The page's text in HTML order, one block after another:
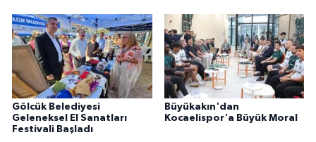
Gölcük Belediyesi
Geleneksel El Sanatları
Festivali Başladı
Büyükakın'dan
Kocaelispor'a Büyük Moral